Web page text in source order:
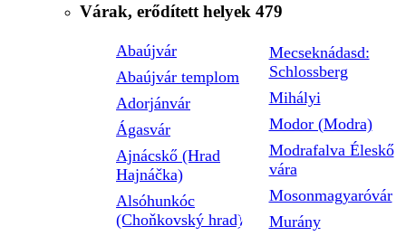
Várak, erődített helyek 479
Abaújvár
Abaújvár templom
Adorjánvár
Ágasvár
Ajnácskő (Hrad
Hajnáčka)
Alsóhunkóc
(Choňkovský hrad)
Mecseknádasd:
Schlossberg
Mihályi
Modor (Modra)
Modrafalva Éleskő
vára
Mosonmagyaróvár
Murány